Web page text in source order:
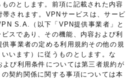
のとします。前項に記載された内容
されます。VPNサービスは、サービ
S.A.（以下「VPN提供事業者」と
スであり、その機能、内容および利
事業者の定める利用規約その他の規
います）に従うものとします。な
び利用条件については第三者規約が
契約関係に関する事項については本